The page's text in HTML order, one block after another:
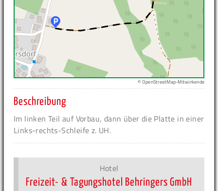
© OpenStreetMap-Mitwirkende
Beschreibung
Im linken Teil auf Vorbau, dann über die Platte in einer
Links-rechts-Schleife z. UH.
Hotel
Freizeit- & Tagungshotel Behringers GmbH